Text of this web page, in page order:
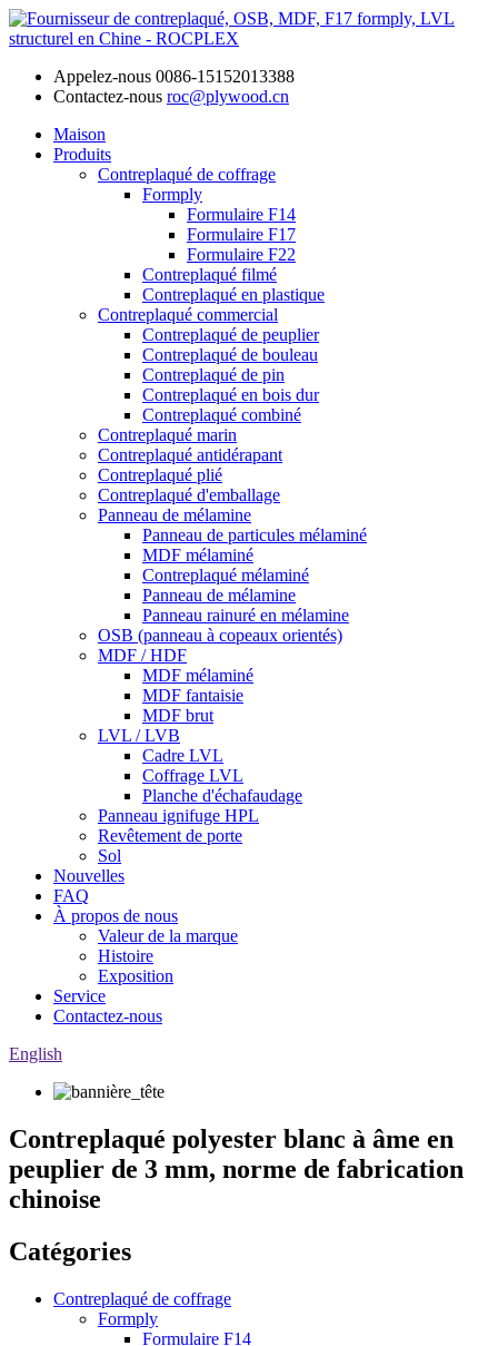
Appelez-nous 0086-15152013388
Contactez-nous roc@plywood.cn
Maison
Produits
Contreplaqué de coffrage
Formply
Formulaire F14
Formulaire F17
Formulaire F22
Contreplaqué filmé
Contreplaqué en plastique
Contreplaqué commercial
Contreplaqué de peuplier
Contreplaqué de bouleau
Contreplaqué de pin
Contreplaqué en bois dur
Contreplaqué combiné
Contreplaqué marin
Contreplaqué antidérapant
Contreplaqué plié
Contreplaqué d'emballage
Panneau de mélamine
Panneau de particules mélaminé
MDF mélaminé
Contreplaqué mélaminé
Panneau de mélamine
Panneau rainuré en mélamine
OSB (panneau à copeaux orientés)
MDF / HDF
MDF mélaminé
MDF fantaisie
MDF brut
LVL / LVB
Cadre LVL
Coffrage LVL
Planche d'échafaudage
Panneau ignifuge HPL
Revêtement de porte
Sol
Nouvelles
FAQ
À propos de nous
Valeur de la marque
Histoire
Exposition
Service
Contactez-nous
English
Contreplaqué polyester blanc à âme en
peuplier de 3 mm, norme de fabrication
chinoise
Catégories
Contreplaqué de coffrage
Formply
Formulaire F14